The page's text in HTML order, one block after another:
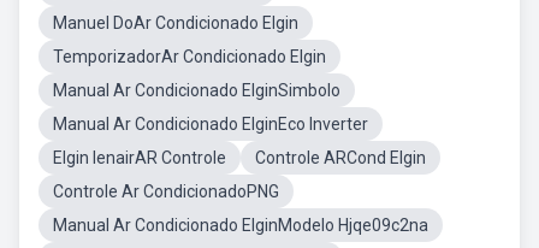
Manuel DoAr Condicionado Elgin
TemporizadorAr Condicionado Elgin
Manual Ar Condicionado ElginSimbolo
Manual Ar Condicionado ElginEco Inverter
Elgin IenairAR Controle
Controle ARCond Elgin
Controle Ar CondicionadoPNG
Manual Ar Condicionado ElginModelo Hjqe09c2na